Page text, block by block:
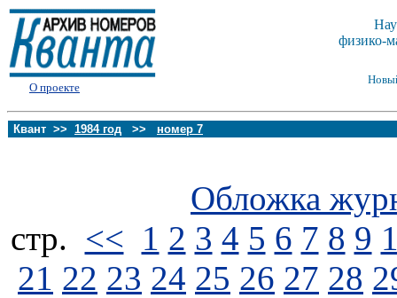
О проекте
физико-
Квант >> 1984 год >> номер 7
Обложка
стp. << 1 2 3 4 5 6 7 8 9
21 22 23 24 25 26 27 28